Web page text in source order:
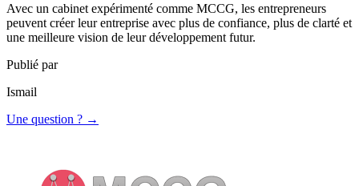
Avec un cabinet expérimenté comme MCCG, les entrepreneurs
peuvent créer leur entreprise avec plus de confiance, plus de clarté et
une meilleure vision de leur développement futur.
Publié par
Ismail
Une question ? →